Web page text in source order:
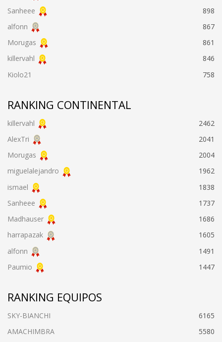
Sanheee
898
alfonn
867
Morugas
861
killervahl
846
Kiolo21
758
RANKING CONTINENTAL
killervahl
2462
AlexTri
2041
Morugas
2004
miguelalejandro
1962
ismael
1838
Sanheee
1737
Madhauser
1686
harrapazak
1605
alfonn
1491
Paumio
1447
RANKING EQUIPOS
SKY-BIANCHI
6165
AMACHIMBRA
5580